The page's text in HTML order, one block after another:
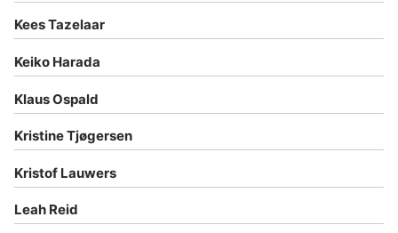
Kees Tazelaar
Keiko Harada
Klaus Ospald
Kristine Tjøgersen
Kristof Lauwers
Leah Reid